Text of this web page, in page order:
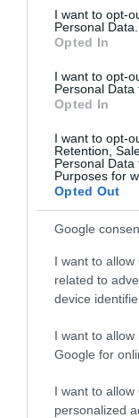
consent section.
I want to opt-
Personal Data.
Opted In
I want to opt-
Personal Data
Opted In
I want to opt-
Retention,
Personal
Purposes for
Opted Out
Google
I want to
related to
device
I want to
Google for
I want to
personalized
ingyen
állandó, és nagyon
arról, merre jártak a
egy ilyen digitális
Ha két év múlva
beszélnél? Mik a
Szeretném
Jó lenne, egy kicsit
készlet. Ez is
segítséget, már
Emellett pedig
műhelybolt is, ahol
folyamatába is